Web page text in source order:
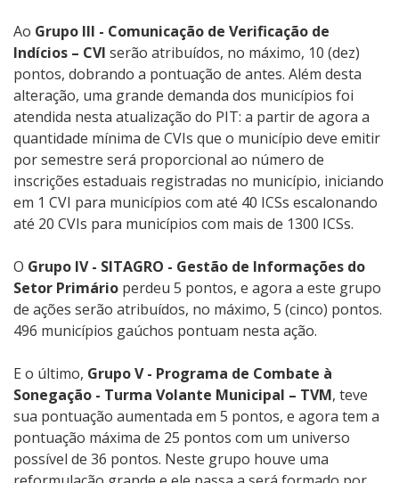
Ao Grupo III - Comunicação de Verificação de
Indícios – CVI serão atribuídos, no máximo, 10 (dez)
pontos, dobrando a pontuação de antes. Além desta
alteração, uma grande demanda dos municípios foi
atendida nesta atualização do PIT: a partir de agora a
quantidade mínima de CVIs que o município deve emitir
por semestre será proporcional ao número de
inscrições estaduais registradas no município, iniciando
em 1 CVI para municípios com até 40 ICSs escalonando
até 20 CVIs para municípios com mais de 1300 ICSs.
O Grupo IV - SITAGRO - Gestão de Informações do
Setor Primário perdeu 5 pontos, e agora a este grupo
de ações serão atribuídos, no máximo, 5 (cinco) pontos.
496 municípios gaúchos pontuam nesta ação.
E o último, Grupo V - Programa de Combate à
Sonegação - Turma Volante Municipal – TVM, teve
sua pontuação aumentada em 5 pontos, e agora tem a
pontuação máxima de 25 pontos com um universo
possível de 36 pontos. Neste grupo houve uma